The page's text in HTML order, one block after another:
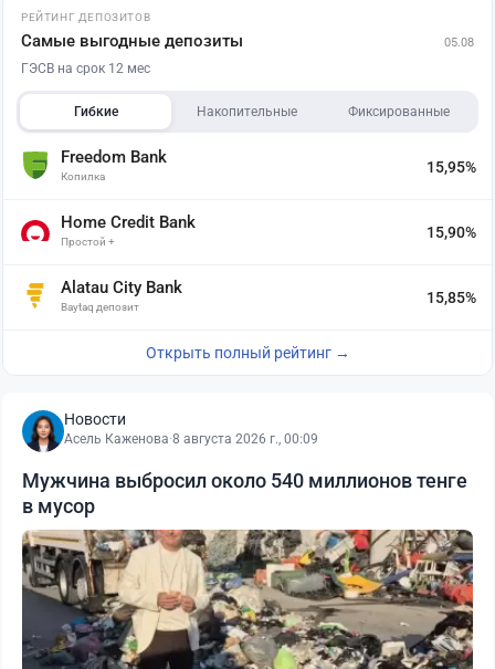
РЕЙТИНГ ДЕПОЗИТОВ
Самые выгодные депозиты 05.08
ГЭСВ на срок 12 мес
Гибкие Накопительные Фиксированные
Freedom Bank
Копилка
15,95%
Home Credit Bank
Простой +
15,90%
Alatau City Bank
Baytaq депозит
15,85%
Открыть полный рейтинг →
Новости
Асель Каженова·8 августа 2026 г., 00:09
Мужчина выбросил около 540 миллионов тенге
в мусор